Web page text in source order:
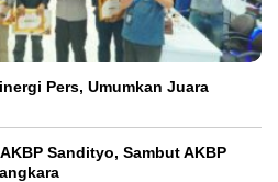
Pers, Umumkan Juara
Sandityo, Sambut AKBP